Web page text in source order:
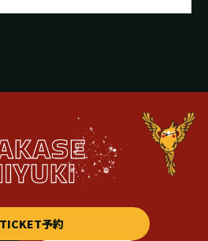
TICKET予約